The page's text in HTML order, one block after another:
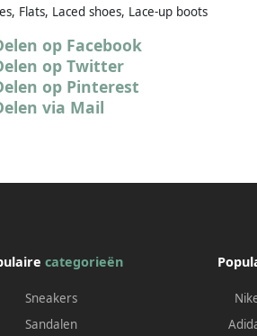
Flats, Laced shoes, Lace-up boots
categorieën
Sneakers
Sandalen